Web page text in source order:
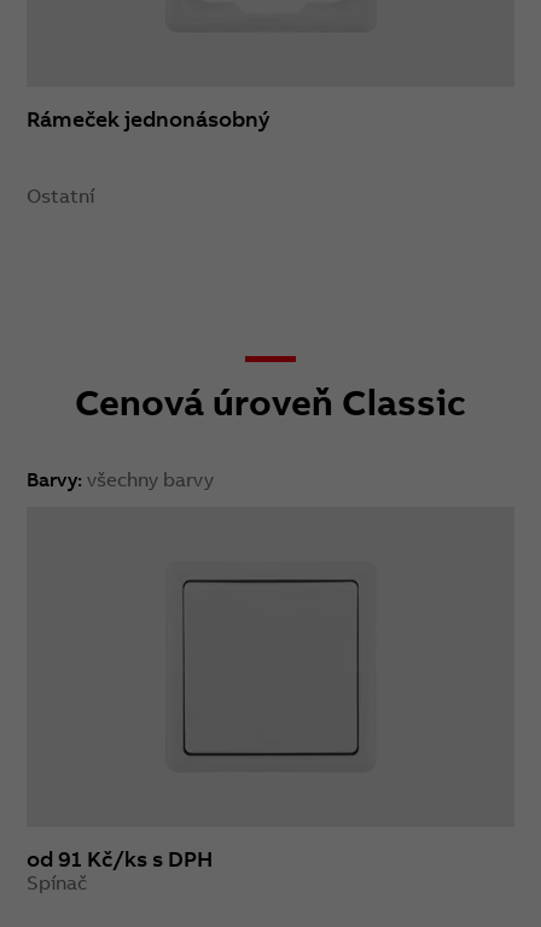
Rámeček jednonásobný
Ostatní
Cenová úroveň Classic
Barvy: všechny barvy
od 91 Kč/ks s DPH
Spínač